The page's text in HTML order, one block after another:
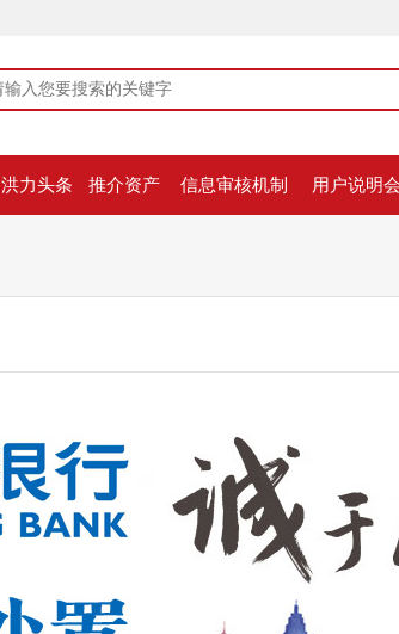
洪力头条 推介资产 信息审核机制 用户说明